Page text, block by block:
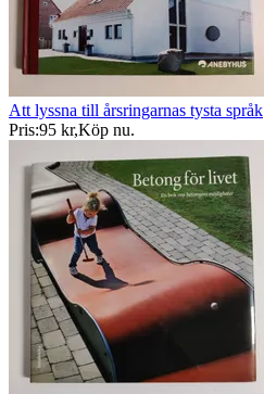
Att lyssna till årsringarnas tysta språk
Pris:95 kr,Köp nu.